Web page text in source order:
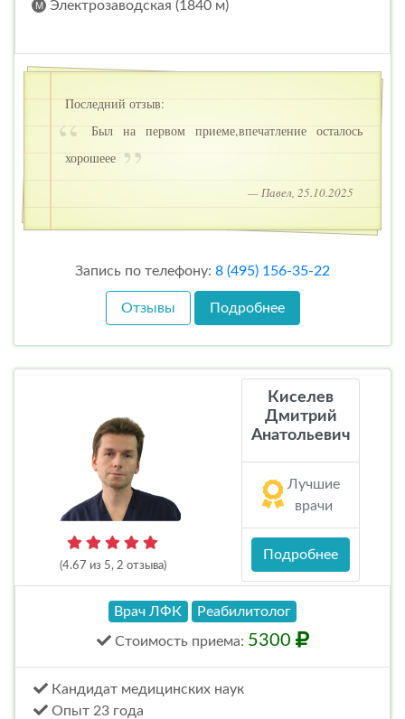
Электрозаводская (1840 м)
Последний отзыв:
Был на первом приеме,впечатление осталось
хорошеее
— Павел, 25.10.2025
Запись по телефону: 8 (495) 156-35-22
Отзывы Подробнее
(4.67 из 5, 2 отзыва)
Киселев
Дмитрий
Анатольевич
Лучшие
врачи
Подробнее
Врач ЛФК Реабилитолог
Стоимость приема: 5300
Кандидат медицинских наук
Опыт 23 года